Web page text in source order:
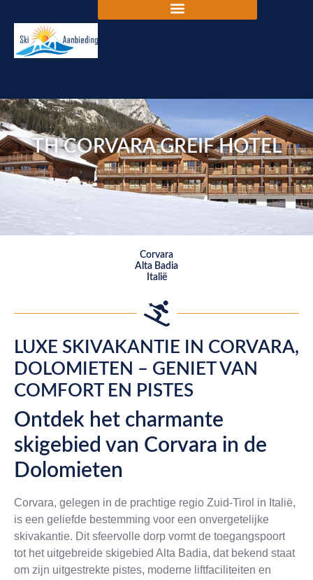
TH CORVARA GREIF HOTEL
Corvara
Alta Badia
Italië
LUXE SKIVAKANTIE IN CORVARA,
DOLOMIETEN – GENIET VAN
COMFORT EN PISTES
Ontdek het charmante
skigebied van Corvara in de
Dolomieten
Corvara, gelegen in de prachtige regio Zuid-Tirol in Italië,
is een geliefde bestemming voor een onvergetelijke
skivakantie. Dit sfeervolle dorp vormt de toegangspoort
tot het uitgebreide skigebied Alta Badia, dat bekend staat
om zijn uitgestrekte pistes, moderne liftfaciliteiten en